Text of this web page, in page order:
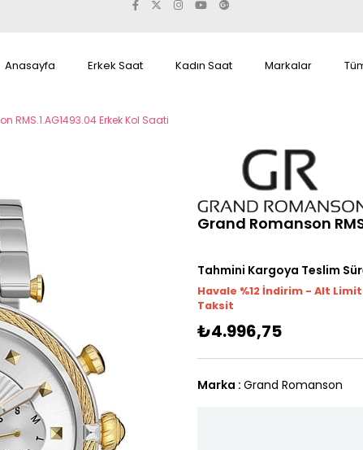
Anasayfa Erkek Saat Kadın Saat Markalar
RMS.1.AG1493.04 Erkek Kol Saati
Grand Romanson
Tahmini Kargoya Teslim
Havale %12 İndirim - Alt Limit
Taksit
₺4.996,75
Marka : Grand Romanson